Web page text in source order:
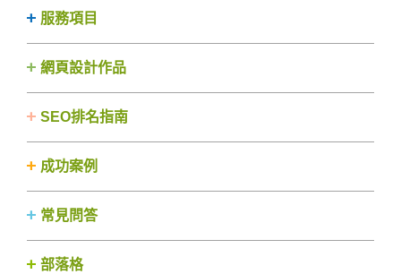
服務項目
網頁設計作品
SEO排名指南
成功案例
常見問答
部落格